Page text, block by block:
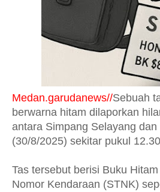
Medan.garudanews//Sebuah
berwarna hitam dilaporkan
antara Simpang Selayang
(30/8/2025) sekitar pukul
Tas tersebut berisi Buku
Nomor Kendaraan (STNK)